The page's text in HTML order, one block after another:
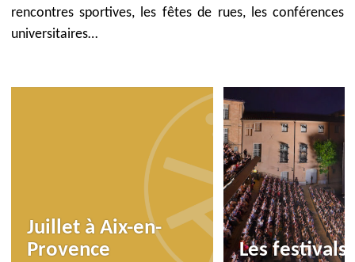
rencontres sportives, les fêtes de rues, les conférences
universitaires…
Juillet à Aix-en-
Provence
Les festivals